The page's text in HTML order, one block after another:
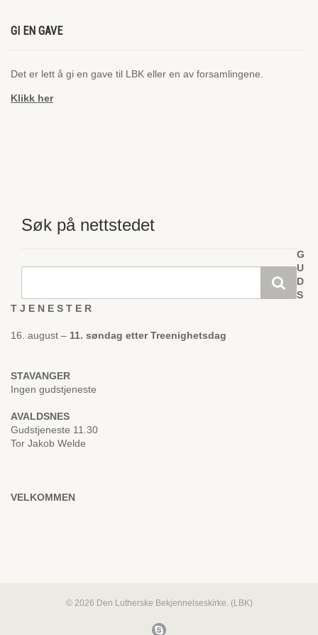
GI EN GAVE
Det er lett å gi en gave til LBK eller en av forsamlingene.
Klikk her
Søk på nettstedet
G
U
D
S
T J E N E S T E R
16. august – 11. søndag etter Treenighetsdag
STAVANGER
Ingen gudstjeneste
AVALDSNES
Gudstjeneste 11.30
Tor Jakob Welde
VELKOMMEN
© 2026 Den Lutherske Bekjennelseskirke. (LBK)